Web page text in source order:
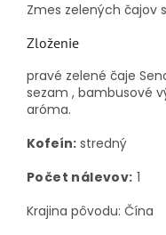
Zmes zelených čajov
Zloženie
pravé zelené čaje
sezam , bambusové
aróma.
Kofeín: stredný
Počet nálevov: 1
Krajina pôvodu: Čína